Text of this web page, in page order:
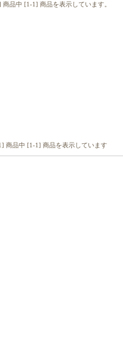
商品中 [1-1] 商品を表示しています。
商品中 [1-1] 商品を表示しています